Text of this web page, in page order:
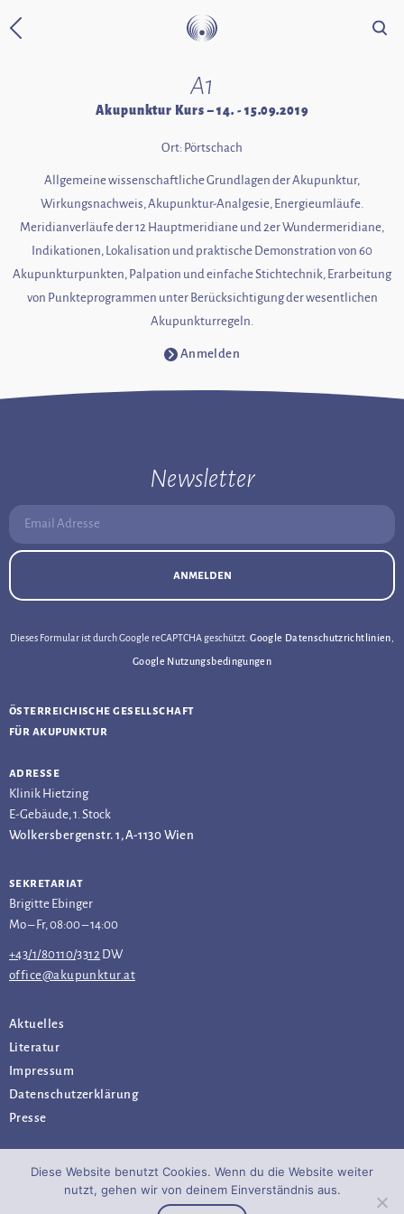
Zurück zur Startseite Suche
A1
Akupunktur Kurs – 14. - 15.09.2019
Ort: Pörtschach
Allgemeine wissenschaftliche Grundlagen der Akupunktur,
Wirkungsnachweis, Akupunktur-Analgesie, Energieumläufe.
Meridianverläufe der 12 Hauptmeridiane und 2er Wundermeridiane,
Indikationen, Lokalisation und praktische Demonstration von 60
Akupunkturpunkten, Palpation und einfache Stichtechnik, Erarbeitung
von Punkteprogrammen unter Berücksichtigung der wesentlichen
Akupunkturregeln.
⧁ Anmelden
Newsletter
Email Adresse:
anmelden
Dieses Formular ist durch Google reCAPTCHA geschützt.Google Datenschutzrichtlinien
Google Nutzungsbedingungen
österreichische gesellschaft
für akupunktur
adresse
Klinik Hietzing
E-Gebäude, 1. Stock
Wolkersbergenstr. 1, A-1130 Wien
sekretariat
Brigitte Ebinger
Mo – Fr, 08:00 – 14:00
+43/1/80110/3312 DW
office@akupunktur.at
Aktuelles
Literatur
Impressum
Datenschutz­erklärung
Presse
Diese Website benutzt Cookies. Wenn du die Website weiter
nutzt, gehen wir von deinem Einverständnis aus.